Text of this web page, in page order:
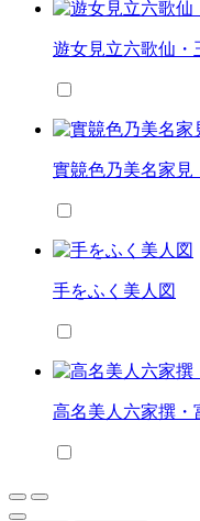
遊女見立六歌仙
實竸色乃美名家
手をふく美人図
高名美人六家撰・